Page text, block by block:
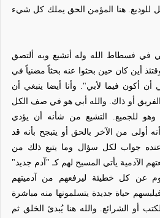
بل للوديع. هنا المؤمن الحق يملك كل شيء
في فسطاط الله وله أتشيع وبه ألتصق
أين كان حين بحثوا عنه بحثاً مضنياً في
أكون فيما لأبي". وأنا أيضا ينبغي أن
الفريق أو ذاك. والله أبي هو في صف الكل
وهو للجميع. التشيع من شأنه أن يؤدي
أولى من الآخر بالحق أو يتبجح بأنه قد
جواب لكل سؤال وما يتبع ذلك من
الآدمية يأتي المسيح لهم كـ "آدم جديد"
عن كل خطيئة ليرفعهم من آدميتهم
حياة جديدة يتسلمونها منه مباشرة
أو الشرائع. والله هنا يُبدئ الخلق ثم